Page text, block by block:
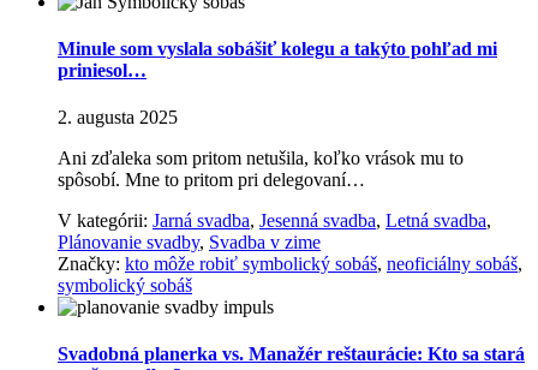
Minule som vyslala sobášiť kolegu a takýto pohľad mi
priniesol…
2. augusta 2025
Ani zďaleka som pritom netušila, koľko vrások mu to
spôsobí. Mne to pritom pri delegovaní…
V kategórii: Jarná svadba, Jesenná svadba, Letná svadba,
Plánovanie svadby, Svadba v zime
Značky: kto môže robiť symbolický sobáš, neoficiálny sobáš,
symbolický sobáš
Svadobná planerka vs. Manažér reštaurácie: Kto sa stará